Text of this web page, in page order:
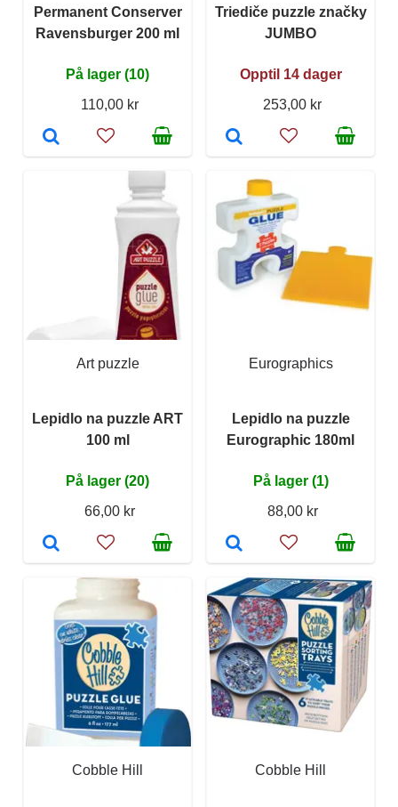
Permanent Conserver
Ravensburger 200 ml
På lager (10)
110,00 kr
Triediče puzzle značky
JUMBO
Opptil 14 dager
253,00 kr
Art puzzle
Lepidlo na puzzle ART
100 ml
På lager (20)
66,00 kr
Eurographics
Lepidlo na puzzle
Eurographic 180ml
På lager (1)
88,00 kr
Cobble Hill Cobble Hill